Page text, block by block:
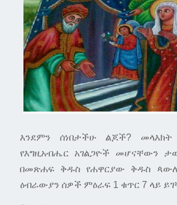
እንደምን ሰነበታችሁ ልጆች?
የእግዚአብሔር አገልጋዮች መሆናቸውን
በመጽሐፍ ቅዱስ የሐዋርያው ቅዱስ
ዕብራውያን ሰዎች ምዕራፍ 1 ቁጥር 7 ላይ